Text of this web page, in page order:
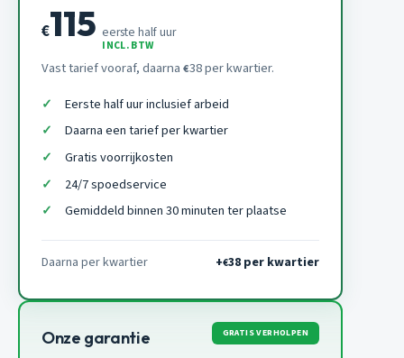
€115 eerste half uur
INCL. BTW
Vast tarief vooraf, daarna €38 per kwartier.
Eerste half uur inclusief arbeid
Daarna een tarief per kwartier
Gratis voorrijkosten
24/7 spoedservice
Gemiddeld binnen 30 minuten ter plaatse
Daarna per kwartier +€38 per kwartier
Onze garantie GRATIS VERHOLPEN